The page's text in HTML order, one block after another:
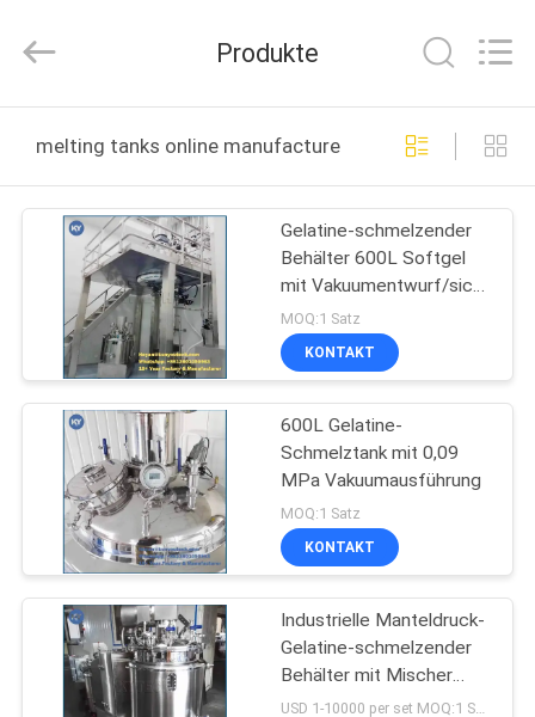
HAUSE
PRODUKTE
VIDEOS
ÜBER
UNS
WERKSBESICHTIGUNG
QUALITÄTSKONTROLLE
NEUIGKEITEN
Pharmatech
Co.,LTD..
Reserved.
Produkte
melting tanks online manufacture
Gelatine-schmelzender
Behälter 600L Softgel
mit Vakuumentwurf/sich
rühren Funktion mit
Plattform und Gewicht
MOQ:1 Satz
KONTAKT
600L Gelatine-
Schmelztank mit 0,09
MPa Vakuumausführung
MOQ:1 Satz
KONTAKT
Industrielle Manteldruck-
Gelatine-schmelzender
Behälter mit Mischer
150l - mit Selbstvakuum-